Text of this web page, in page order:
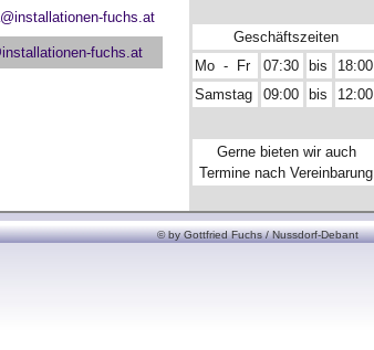
fuchs.at
fuchs.at
Geschäftszeiten
Mo - Fr
07:30 bis
18:00
Samstag
09:00 bis 12:00
Gerne bieten wir auch
Termine nach Vereinbarung
© by Gottfried Fuchs / Nussdorf-Debant